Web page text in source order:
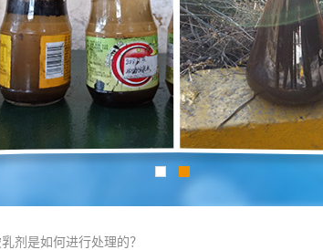
剂是如何进行处理的？